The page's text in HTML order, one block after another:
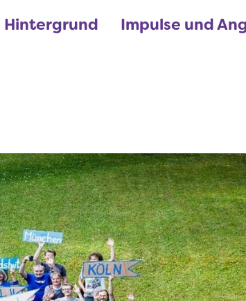
Hintergrund
Impulse und